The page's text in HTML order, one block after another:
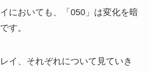
においても、「050」は変化を暗
す。
イ、それぞれについて見ていき